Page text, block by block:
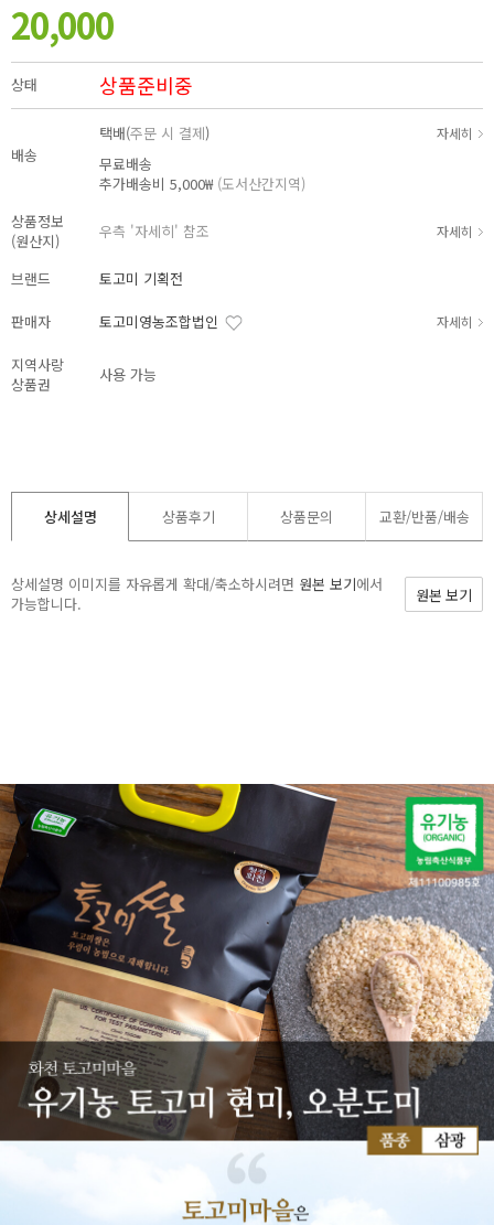
20,000
상태 상품준비중
배송
택배(주문 시 결제) 자세히
무료배송
추가배송비 5,000₩ (도서산간지역)
상품정보
(원산지)
우측 '자세히' 참조 자세히
브랜드 토고미 기획전
판매자 토고미영농조합법인 자세히
지역사랑
상품권
사용 가능
상세설명 상품후기 상품문의 교환/반품/배송
상세설명 이미지를 자유롭게 확대/축소하시려면 원본 보기에서
가능합니다.
원본 보기